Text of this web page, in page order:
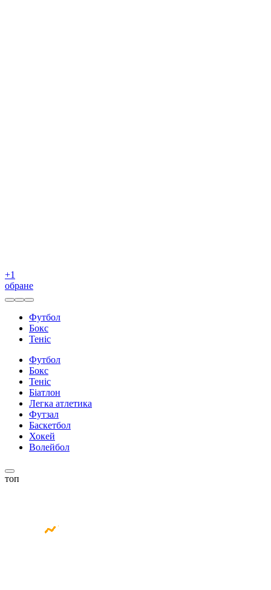
+1
обране
Футбол
Бокс
Теніс
Футбол
Бокс
Теніс
Біатлон
Легка атлетика
Футзал
Баскетбол
Хокей
Волейбол
топ